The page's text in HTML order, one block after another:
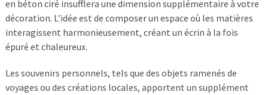
en béton ciré insufflera une dimension supplémentaire à votre
décoration. L’idée est de composer un espace où les matières
interagissent harmonieusement, créant un écrin à la fois
épuré et chaleureux.
Les souvenirs personnels, tels que des objets ramenés de
voyages ou des créations locales, apportent un supplément